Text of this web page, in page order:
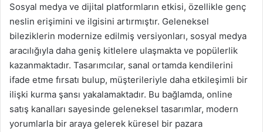
Sosyal medya ve dijital platformların etkisi, özellikle genç
neslin erişimini ve ilgisini artırmıştır. Geleneksel
bileziklerin modernize edilmiş versiyonları, sosyal medya
aracılığıyla daha geniş kitlelere ulaşmakta ve popülerlik
kazanmaktadır. Tasarımcılar, sanal ortamda kendilerini
ifade etme fırsatı bulup, müşterileriyle daha etkileşimli bir
ilişki kurma şansı yakalamaktadır. Bu bağlamda, online
satış kanalları sayesinde geleneksel tasarımlar, modern
yorumlarla bir araya gelerek küresel bir pazara